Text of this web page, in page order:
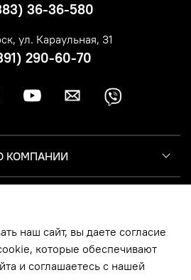
КОМПАНИИ
36-36-580
ул. Караульная, 31
290-60-70
наш сайт, вы даете согласие
которые обеспечивают
и соглашаетесь с нашей